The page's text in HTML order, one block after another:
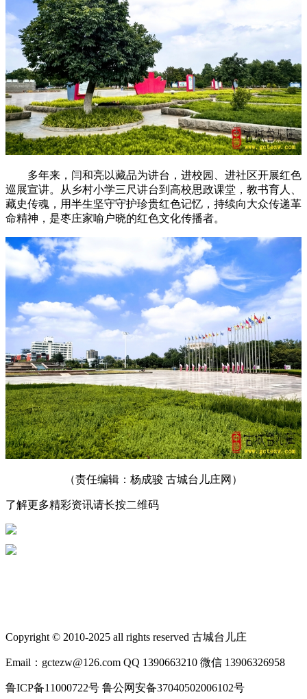
多年来，闫和亮以藏品为讲台，进校园、进社区开展红色
巡展宣讲。从乡村小学三尺讲台到高校思政课堂，教书育人、
藏史传魂，用半生坚守守护珍贵红色记忆，持续向大众传递革
命精神，是枣庄家喻户晓的红色文化传播者。
（责任编辑：杨成骏 古城台儿庄网）
了解更多精彩资讯请长按二维码
Copyright © 2010-2025 all rights reserved 古城台儿庄
Email：gctezw@126.com QQ 1390663210 微信 13906326958
鲁ICP备11000722号 鲁公网安备37040502006102号